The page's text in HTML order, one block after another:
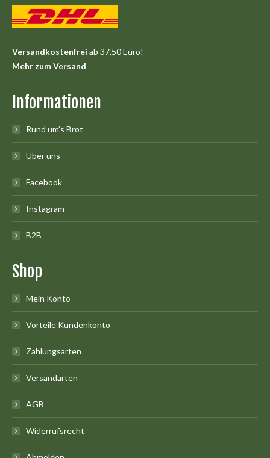
Versandkostenfrei ab 37,50 Euro!
Mehr zum Versand
Informationen
Rund um’s Brot
Über uns
Facebook
Instagram
B2B
Shop
Mein Konto
Vorteile Kundenkonto
Zahlungsarten
Versandarten
AGB
Widerrufsrecht